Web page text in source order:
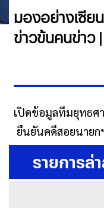
มองอย่างเซีย
ข่าวข้นคนข่าว
เปิดข้อมูลทีมยุทธศ
ยืนยันคดีสอยนายก
รายการล่